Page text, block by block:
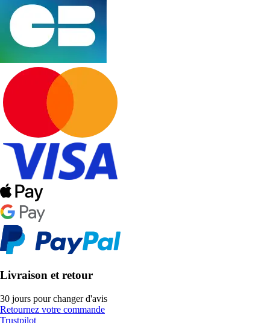
Livraison et retour
30 jours pour changer d'avis
Retournez votre commande
Trustpilot